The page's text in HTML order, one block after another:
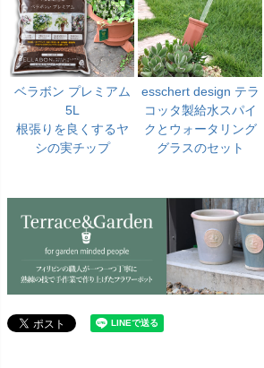
ベラボン プレミアム
5L
根張りを良くするヤ
シの実チップ
esschert design テラ
コッタ製給水スパイ
クとウォータリング
グラスのセット